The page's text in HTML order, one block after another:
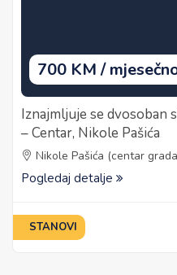
700 KM /
Iznajmljuje se dvosoban
– Centar, Nikole Pašića
Nikole Pašića (centar
Pogledaj detalje
STANOVI